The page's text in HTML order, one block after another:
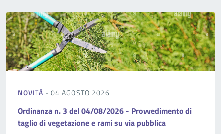
NOVITÀ - 04 AGOSTO 2026
Ordinanza n. 3 del 04/08/2026 - Provvedimento di
taglio di vegetazione e rami su via pubblica